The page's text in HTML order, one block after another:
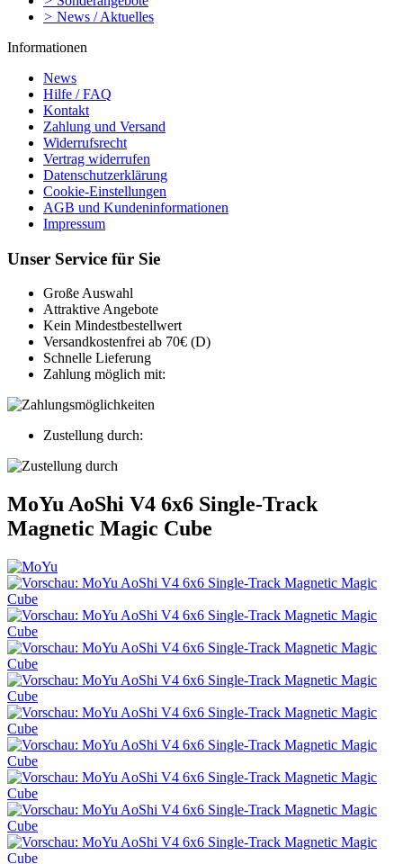
> News / Aktuelles
Informationen
News
Hilfe / FAQ
Kontakt
Zahlung und Versand
Widerrufsrecht
Vertrag widerrufen
Datenschutzerklärung
Cookie-Einstellungen
AGB und Kundeninformationen
Impressum
Unser Service für Sie
Große Auswahl
Attraktive Angebote
Kein Mindestbestellwert
Versandkostenfrei ab 70€ (D)
Schnelle Lieferung
Zahlung möglich mit:
Zustellung durch:
MoYu AoShi V4 6x6 Single-Track
Magnetic Magic Cube